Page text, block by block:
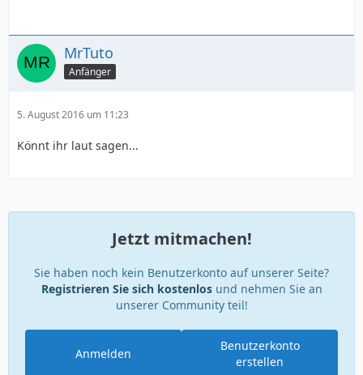
MrTuto
Anfänger
5. August 2016 um 11:23
Könnt ihr laut sagen...
Jetzt mitmachen!
Sie haben noch kein Benutzerkonto auf unserer Seite?
Registrieren Sie sich kostenlosund nehmen Sie an
unserer Community teil!
Benutzerkonto
erstellen
Anmelden